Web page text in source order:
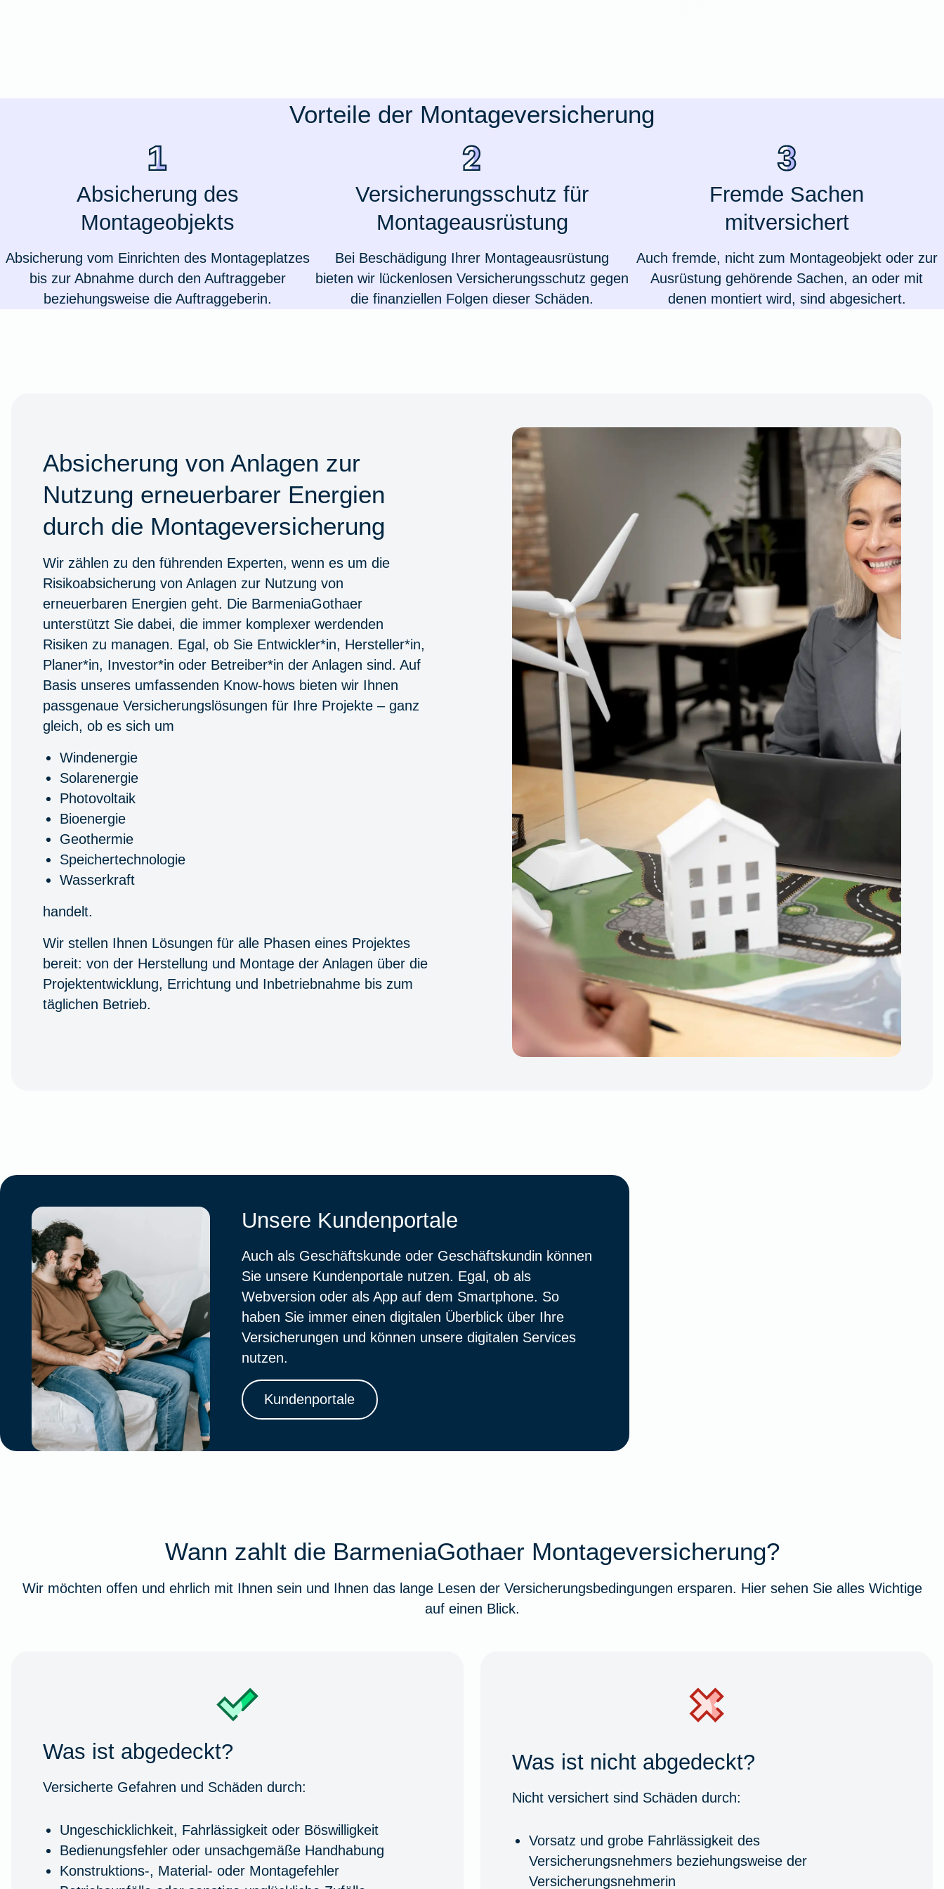
Zur Produktübersicht
Weil du wichtig bist
Vorteile der Montageversicherung
Absicherung des
Montageobjekts
Absicherung vom Einrichten des Montageplatzes
bis zur Abnahme durch den Auftraggeber
beziehungsweise die Auftraggeberin.
Versicherungsschutz für
Montageausrüstung
Bei Beschädigung Ihrer Montageausrüstung
bieten wir lückenlosen Versicherungsschutz gegen
die finanziellen Folgen dieser Schäden.
Fremde Sachen
mitversichert
Auch fremde, nicht zum Montageobjekt oder zur
Ausrüstung gehörende Sachen, an oder mit
denen montiert wird, sind abgesichert.
Absicherung von Anlagen zur
Nutzung erneuerbarer Energien
durch die Montageversicherung
Wir zählen zu den führenden Experten, wenn es um die
Risikoabsicherung von Anlagen zur Nutzung von
erneuerbaren Energien geht. Die BarmeniaGothaer
unterstützt Sie dabei, die immer komplexer werdenden
Risiken zu managen. Egal, ob Sie Entwickler*in, Hersteller*in,
Planer*in, Investor*in oder Betreiber*in der Anlagen sind. Auf
Basis unseres umfassenden Know-hows bieten wir Ihnen
passgenaue Versicherungslösungen für Ihre Projekte – ganz
gleich, ob es sich um
Windenergie
Solarenergie
Photovoltaik
Bioenergie
Geothermie
Speichertechnologie
Wasserkraft
handelt.
Wir stellen Ihnen Lösungen für alle Phasen eines Projektes
bereit: von der Herstellung und Montage der Anlagen über die
Projektentwicklung, Errichtung und Inbetriebnahme bis zum
täglichen Betrieb.
Unsere Kundenportale
Auch als Geschäftskunde oder Geschäftskundin können
Sie unsere Kundenportale nutzen. Egal, ob als
Webversion oder als App auf dem Smartphone. So
haben Sie immer einen digitalen Überblick über Ihre
Versicherungen und können unsere digitalen Services
nutzen.
Kundenportale
Wann zahlt die BarmeniaGothaer Montageversicherung?
Wir möchten offen und ehrlich mit Ihnen sein und Ihnen das lange Lesen der Versicherungsbedingungen ersparen. Hier sehen Sie alles Wichtige
auf einen Blick.
Was ist abgedeckt?
Versicherte Gefahren und Schäden durch:
Ungeschicklichkeit, Fahrlässigkeit oder Böswilligkeit
Bedienungsfehler oder unsachgemäße Handhabung
Konstruktions-, Material- oder Montagefehler
Was ist nicht abgedeckt?
Nicht versichert sind Schäden durch:
Vorsatz und grobe Fahrlässigkeit des
Versicherungsnehmers beziehungsweise der
Versicherungsnehmerin